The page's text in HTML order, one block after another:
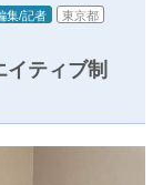
集/記者
東京都
イティブ制